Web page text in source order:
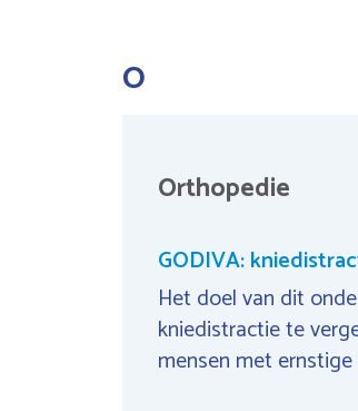
O
Orthopedie
GODIVA:
Het doel van dit
kniedistractie te
mensen met